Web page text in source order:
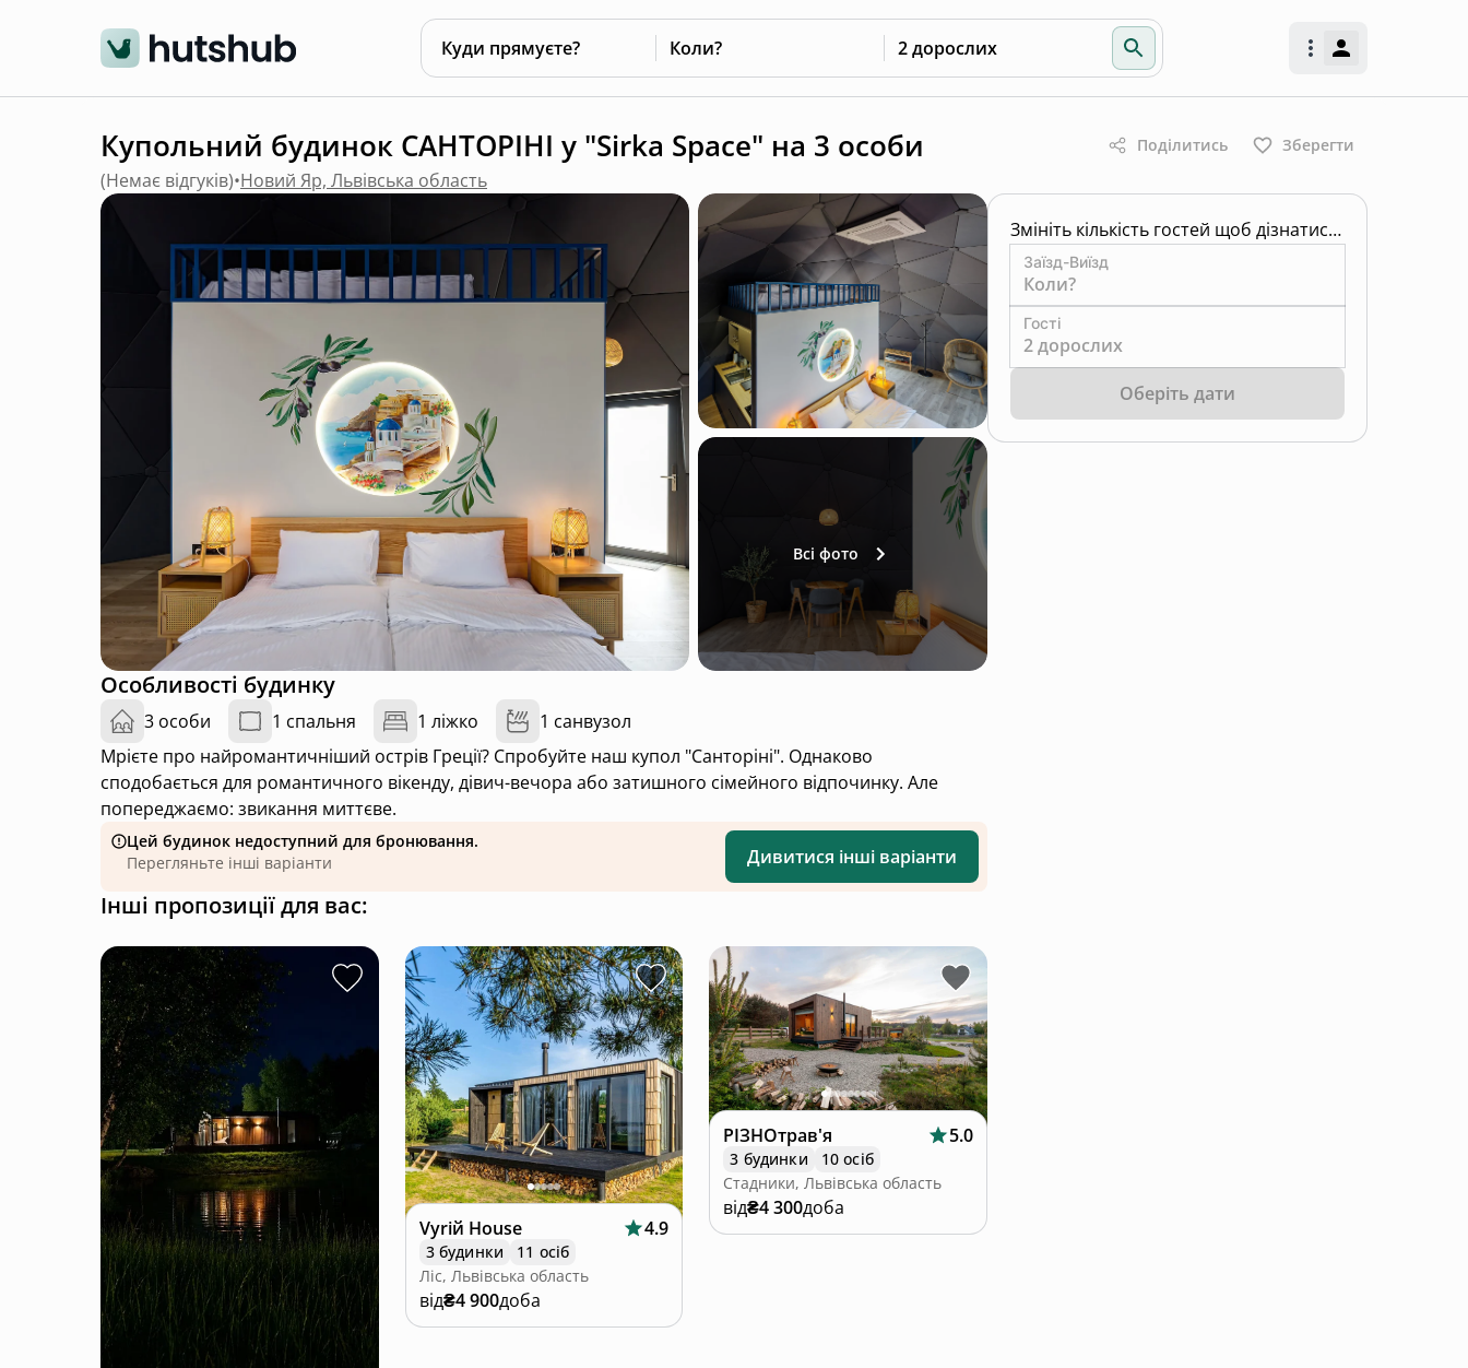
Куди прямуєте? Коли? 2 дорослих
Купольний будинок САНТОРІНІ у "Sirka Space" на 3 особи Поділитись Зберегти
(Немає відгуків)•Новий Яр, Львівська область
Всі фото
Особливості будинку
3 особи 1 спальня 1 ліжко
1 санвузол
Мрієте про найромантичніший острів Греції? Спробуйте наш купол "Санторіні". Однаково
сподобається для романтичного вікенду, дівич-вечора або затишного сімейного відпочинку. Але
попереджаємо: звикання миттєве.
Цей будинок недоступний для бронювання.
Перегляньте інші варіанти
Дивитися інші варіанти
Інші пропозиції для вас:
Vyriй House 4.9
3 будинки
11 осіб
Ліс, Львівська область
від₴4 900доба
РІЗНОтрав'я 5.0
3 будинки
10 осіб
Стадники, Львівська область
від₴4 300доба
Змініть кількість гостей щоб дізнатись ціну
Заїзд-Виїзд
Коли?
Гості
2 дорослих
Оберіть дати